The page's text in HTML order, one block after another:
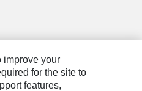
improve your
for the site to
features,